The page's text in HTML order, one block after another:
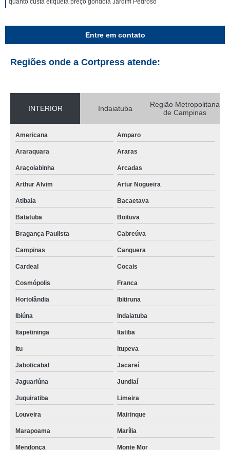
quanto custa etiqueta preço gondola Jardim Pedroso
Entre em contato
Regiões onde a Cortpress atende:
INTERIOR Indaiatuba
Região Metropolitana
de Campinas
Americana Amparo
Araraquara Araras
Araçoiabinha Arcadas
Arthur Alvim Artur Nogueira
Atibaia Bacaetava
Batatuba Boituva
Bragança Paulista Cabreúva
Campinas Canguera
Cardeal Cocais
Cosmópolis Franca
Hortolândia Ibitiruna
Ibiúna Indaiatuba
Itapetininga Itatiba
Itu Itupeva
Jaboticabal Jacareí
Jaguariúna Jundiaí
Juquiratiba Limeira
Louveira Mairinque
Marapoama Marília
Mendonça Monte Mor